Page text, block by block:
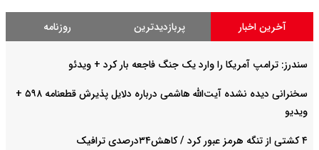
آخرین اخبار پربازدیدترین روزنامه
سندرز: ترامپ آمریکا را وارد یک جنگ فاجعه بار کرد + ویدئو
سخنرانی دیده نشده آیت‌الله هاشمی درباره دلایل پذیرش قطعنامه ۵۹۸ +
ویدیو
۴ کشتی از تنگه هرمز عبور کرد / کاهش۳۴درصدی ترافیک